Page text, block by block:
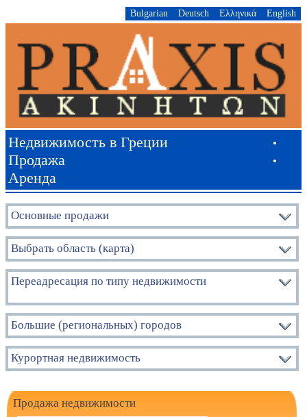
Bulgarian Deutsch Ελληνικά English
Недвижимость в Греции •
Продажа •
Аренда
Основные продажи
Выбрать область (карта)
Переадресация по типу недвижимости
Большие (региональных) городов
Курортная недвижимость
Продажа недвижимости